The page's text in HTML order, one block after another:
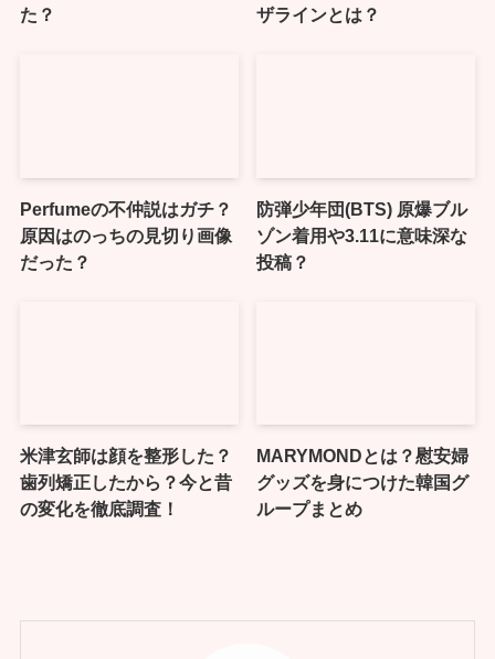
た？
ザラインとは？
Perfumeの不仲説はガチ？
原因はのっちの見切り画像
だった？
防弾少年団(BTS) 原爆ブル
ゾン着用や3.11に意味深な
投稿？
米津玄師は顔を整形した？
歯列矯正したから？今と昔
の変化を徹底調査！
MARYMONDとは？慰安婦
グッズを身につけた韓国グ
ループまとめ